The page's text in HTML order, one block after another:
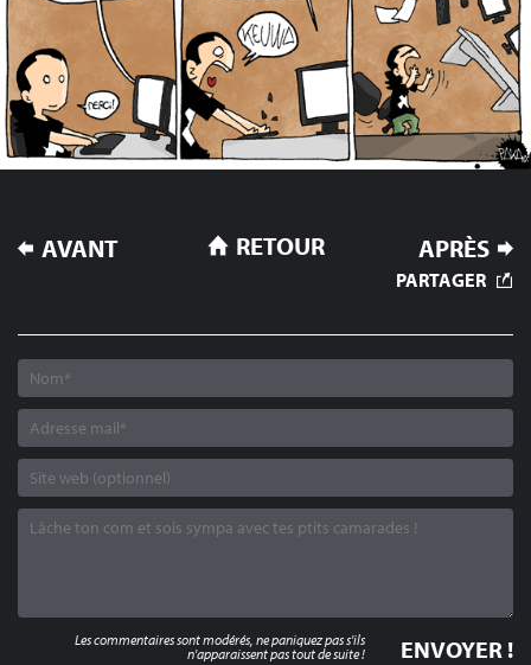
NAVIGATION
DE
AVANT APRÈS
RETOUR
PARTAGER
Les commentaires sont modérés, ne paniquez pas s'ils
n'apparaissent pas tout de suite !